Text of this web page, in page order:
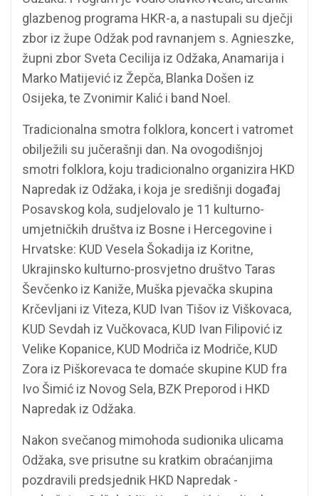
glazbenog programa HKR-a, a nastupali su dječji
zbor iz župe Odžak pod ravnanjem s. Agnieszke,
župni zbor Sveta Cecilija iz Odžaka, Anamarija i
Marko Matijević iz Žepča, Blanka Došen iz
Osijeka, te Zvonimir Kalić i band Noel.
Tradicionalna smotra folklora, koncert i vatromet
obilježili su jučerašnji dan. Na ovogodišnjoj
smotri folklora, koju tradicionalno organizira HKD
Napredak iz Odžaka, i koja je središnji događaj
Posavskog kola, sudjelovalo je 11 kulturno-
umjetničkih društva iz Bosne i Hercegovine i
Hrvatske: KUD Vesela Šokadija iz Koritne,
Ukrajinsko kulturno-prosvjetno društvo Taras
Ševčenko iz Kaniže, Muška pjevačka skupina
Krčevljani iz Viteza, KUD Ivan Tišov iz Viškovaca,
KUD Sevdah iz Vučkovaca, KUD Ivan Filipović iz
Velike Kopanice, KUD Modriča iz Modriče, KUD
Zora iz Piškorevaca te domaće skupine KUD fra
Ivo Šimić iz Novog Sela, BZK Preporod i HKD
Napredak iz Odžaka.
Nakon svečanog mimohoda sudionika ulicama
Odžaka, sve prisutne su kratkim obraćanjima
pozdravili predsjednik HKD Napredak -